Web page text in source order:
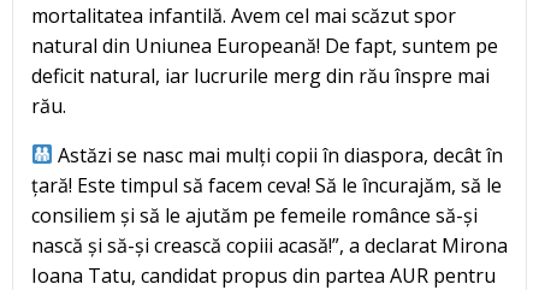
mortalitatea infantilă. Avem cel mai scăzut spor
natural din Uniunea Europeană! De fapt, suntem pe
deficit natural, iar lucrurile merg din rău înspre mai
rău.
Astăzi se nasc mai mulți copii în diaspora, decât în
țară! Este timpul să facem ceva! Să le încurajăm, să le
consiliem și să le ajutăm pe femeile românce să-și
nască și să-și crească copiii acasă!”, a declarat Mirona
Ioana Tatu, candidat propus din partea AUR pentru